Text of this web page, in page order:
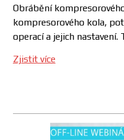
Obrábění
kompresorového kola,
operací a jejich nastavení.
Zjistit více